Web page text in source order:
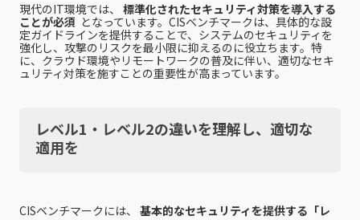
現代のIT環境では、 標準化されたセキュリティ対策を導入する
ことが必須 となっています。CISベンチマークは、具体的な設
定ガイドラインを提供することで、システムのセキュリティを
強化し、攻撃のリスクを最小限に抑えるのに役立ちます。特
に、クラウド環境やリモートワークの普及に伴い、適切なセキ
ュリティ対策を施すことの重要性が高まっています。
レベル1・レベル2の違いを理解し、適切な
適用を
CISベンチマークには、 基本的なセキュリティを提供する「レ